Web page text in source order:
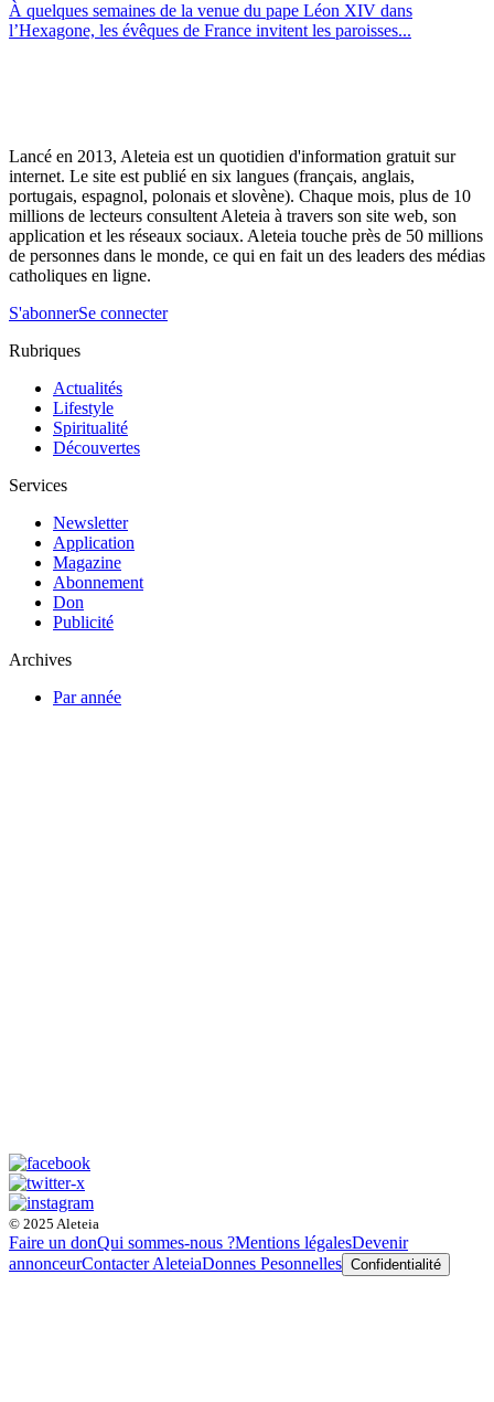
À quelques semaines de la venue du pape Léon XIV dans
l’Hexagone, les évêques de France invitent les paroisses...
Lancé en 2013, Aleteia est un quotidien d'information gratuit sur
internet. Le site est publié en six langues (français, anglais,
portugais, espagnol, polonais et slovène). Chaque mois, plus de 10
millions de lecteurs consultent Aleteia à travers son site web, son
application et les réseaux sociaux. Aleteia touche près de 50 millions
de personnes dans le monde, ce qui en fait un des leaders des médias
catholiques en ligne.
S'abonnerSe connecter
Rubriques
Actualités
Lifestyle
Spiritualité
Découvertes
Services
Newsletter
Application
Magazine
Abonnement
Don
Publicité
Archives
Par année
© 2025 Aleteia
Faire un donQui sommes-nous ?Mentions légalesDevenir
annonceurContacter AleteiaDonnes Pesonnelles Confidentialité